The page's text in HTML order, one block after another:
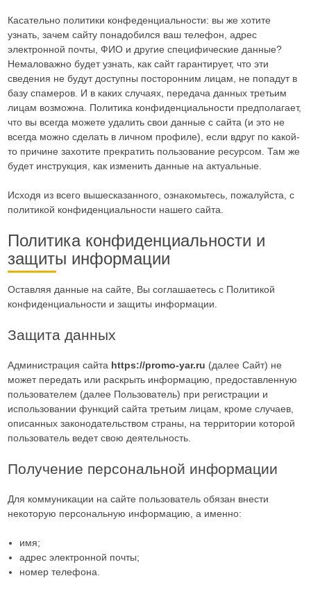
Касательно политики конфеденциальности: вы же хотите
узнать, зачем сайту понадобился ваш телефон, адрес
электронной почты, ФИО и другие специфические данные?
Немаловажно будет узнать, как сайт гарантирует, что эти
сведения не будут доступны посторонним лицам, не попадут в
базу спамеров. И в каких случаях, передача данных третьим
лицам возможна. Политика конфиденциальности предполагает,
что вы всегда можете удалить свои данные с сайта (и это не
всегда можно сделать в личном профиле), если вдруг по какой-
то причине захотите прекратить пользование ресурсом. Там же
будет инструкция, как изменить данные на актуальные.
Исходя из всего вышесказанного, ознакомьтесь, пожалуйста, с
политикой конфиденциальности нашего сайта.
Политика конфиденциальности и
защиты информации
Оставляя данные на сайте, Вы соглашаетесь с Политикой
конфиденциальности и защиты информации.
Защита данных
Администрация сайта https://promo-yar.ru (далее Сайт) не
может передать или раскрыть информацию, предоставленную
пользователем (далее Пользователь) при регистрации и
использовании функций сайта третьим лицам, кроме случаев,
описанных законодательством страны, на территории которой
пользователь ведет свою деятельность.
Получение персональной информации
Для коммуникации на сайте пользователь обязан внести
некоторую персональную информацию, а именно:
имя;
адрес электронной почты;
номер телефона.